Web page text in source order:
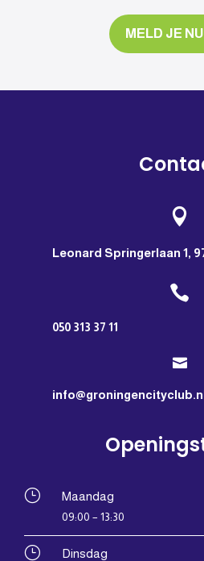
MELD JE

Leonard Springerlaan 1,

050 313 37 11

} Maandag
09:00 – 13:30
} Dinsdag